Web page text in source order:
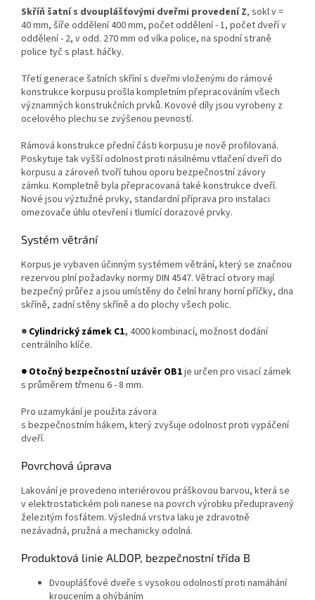
Skříň šatní s dvouplášťovými dveřmi provedení Z, sokl v =
40 mm, šíře oddělení 400 mm, počet oddělení - 1, počet dveří v
oddělení - 2, v odd. 270 mm od víka police, na spodní straně
police tyč s plast. háčky.
Třetí generace šatních skříní s dveřmi vloženými do rámové
konstrukce korpusu prošla kompletním přepracováním všech
významných konstrukčních prvků. Kovové díly jsou vyrobeny z
ocelového plechu se zvýšenou pevností.
Rámová konstrukce přední části korpusu je nově profilovaná.
Poskytuje tak vyšší odolnost proti násilnému vtlačení dveří do
korpusu a zároveň tvoří tuhou oporu bezpečnostní závory
zámku. Kompletně byla přepracovaná také konstrukce dveří.
Nové jsou výztužné prvky, standardní příprava pro instalaci
omezovače úhlu otevření i tlumící dorazové prvky.
Systém větrání
Korpus je vybaven účinným systémem větrání, který se značnou
rezervou plní požadavky normy DIN 4547. Větrací otvory mají
bezpečný průřez a jsou umístěny do čelní hrany horní příčky, dna
skříně, zadní stěny skříně a do plochy všech polic.
● Cylindrický zámek C1, 4000 kombinací, možnost dodání
centrálního klíče.
● Otočný bezpečnostní uzávěr OB1je určen pro visací zámek
s průměrem třmenu 6 - 8 mm.
Pro uzamykání je použita závora
s bezpečnostním hákem, který zvyšuje odolnost proti vypáčení
dveří.
Povrchová úprava
Lakování je provedeno interiérovou práškovou barvou, která se
v elektrostatickém poli nanese na povrch výrobku předupravený
železitým fosfátem. Výsledná vrstva laku je zdravotně
nezávadná, pružná a mechanicky odolná.
Produktová linie ALDOP, bezpečnostní třída B
​​​Dvouplášťové dveře s vysokou odolností proti namáhání
kroucením a ohýbáním